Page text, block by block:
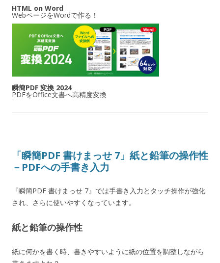
HTML on Word
WebページをWordで作る！
瞬簡PDF 変換 2024
PDFをOffice文書へ高精度変換
「瞬簡PDF 書けまっせ 7」紙と鉛筆の操作性
－PDFへの手書き入力
『瞬簡PDF 書けまっせ 7』では手書き入力とタッチ操作が強化
され、さらに使いやすくなっています。
紙と鉛筆の操作性
紙に何かを書く時、書きやすいように紙の位置を調整しながら